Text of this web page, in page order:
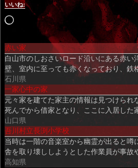
いいね:
読
込
み
中…
赤い家
白山市のしおさいロード沿いにある赤い
壁、室内に至っても赤くなっており、
石川県
一家心中の家
元々家を建てた家主の情報は見つけられ
死んでから借家となり、ここに入居した
山口県
吾川村立長渕小学校
当時は一階の音楽室から幽霊が出ると噂
舎を取り壊ししようとした作業員が事故
高知県